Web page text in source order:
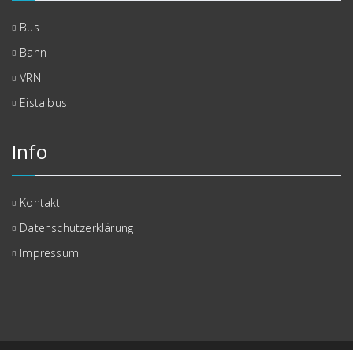
Bus
Bahn
VRN
Eistalbus
Info
Kontakt
Datenschutzerklärung
Impressum